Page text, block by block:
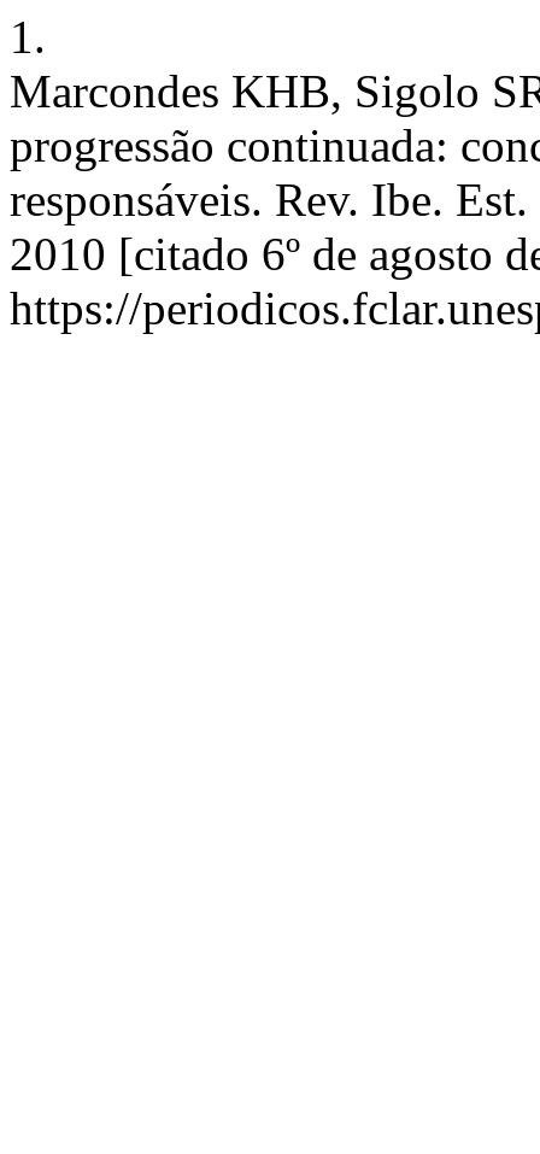
1.
Marcondes KHB, Sigolo
progressão continuada:
responsáveis. Rev. Ibe.
2010 [citado 6º de agosto
https://